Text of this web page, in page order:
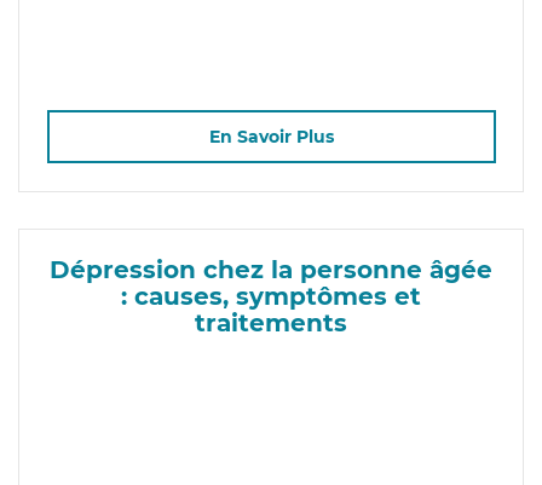
En Savoir Plus
Dépression chez la personne âgée
: causes, symptômes et
traitements